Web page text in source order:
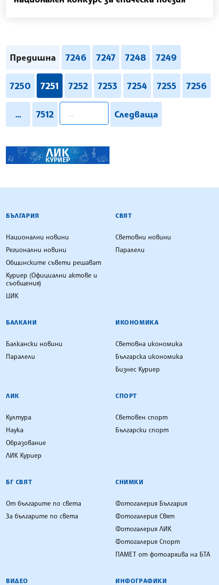
Предишна 7246 7247 7248 7249
7250 7251 7252 7253 7254 7255 7256
... 7512 Следваща
БЪЛГАРСКА ТЕЛЕГРАФНА АГЕНЦИЯ
БЪЛГАРИЯ
Национални новини
Регионални новини
Общинските съвети решават
Куриер (Официални актове и
съобщения)
ЦИК
СВЯТ
Световни новини
Паралели
БАЛКАНИ
Балкански новини
Паралели
ИКОНОМИКА
Световна икономика
Българска икономика
Бизнес Куриер
ЛИК
Култура
Наука
Образование
ЛИК Куриер
СПОРТ
Световен спорт
Български спорт
БГ СВЯТ
От българите по света
За българите по света
СНИМКИ
Фотогалерия България
Фотогалерия Свят
Фотогалерия ЛИК
Фотогалерия Спорт
ПАМЕТ от фотоархива на БТА
ВИДЕО ИНФОГРАФИКИ